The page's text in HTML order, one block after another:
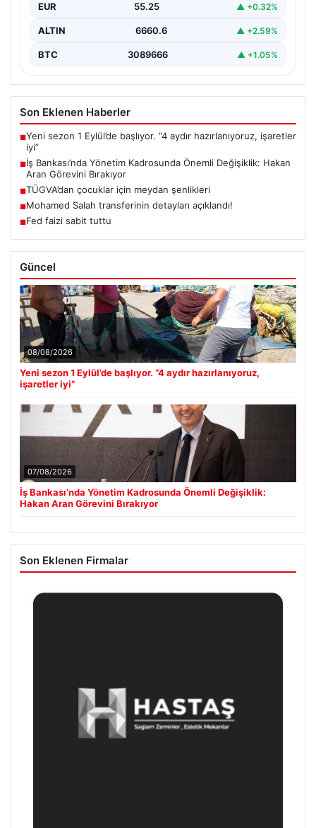
Genel…
EUR 55.25 ▲ +0.32%
ALTIN 6660.6 ▲ +2.59%
BTC 3089666 ▲ +1.05%
Son Eklenen Haberler
■Yeni sezon 1 Eylül’de başlıyor. “4 aydır hazırlanıyoruz, işaretler
iyi”
■İş Bankası’nda Yönetim Kadrosunda Önemli Değişiklik: Hakan
Aran Görevini Bırakıyor
■TÜGVA’dan çocuklar için meydan şenlikleri
■Mohamed Salah transferinin detayları açıklandı!
■Fed faizi sabit tuttu
Güncel
08/08/2026
Yeni sezon 1 Eylül’de başlıyor. “4 aydır hazırlanıyoruz,
işaretler iyi”
07/08/2026
İş Bankası’nda Yönetim Kadrosunda Önemli Değişiklik:
Hakan Aran Görevini Bırakıyor
Son Eklenen Firmalar